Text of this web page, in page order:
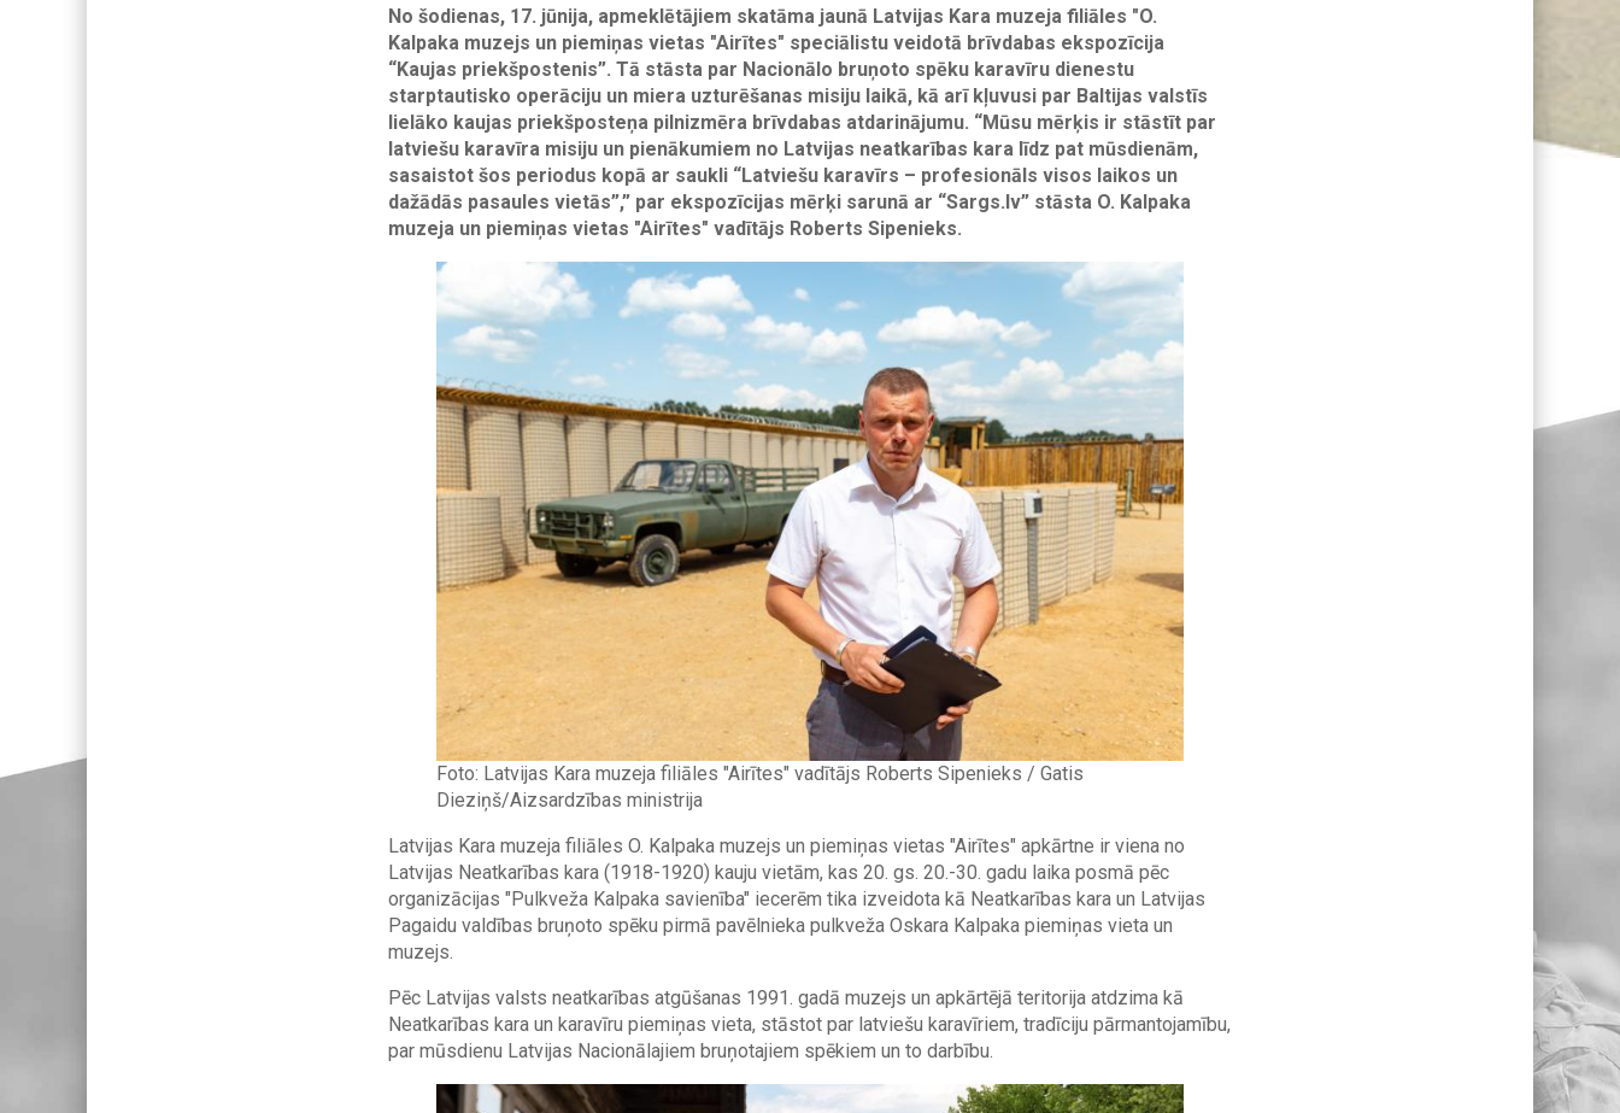
No šodienas, 17. jūnija, apmeklētājiem skatāma jaunā Latvijas Kara muzeja filiāles "O.
Kalpaka muzejs un piemiņas vietas "Airītes" speciālistu veidotā brīvdabas ekspozīcija
“Kaujas priekšpostenis”. Tā stāsta par Nacionālo bruņoto spēku karavīru dienestu
starptautisko operāciju un miera uzturēšanas misiju laikā, kā arī kļuvusi par Baltijas valstīs
lielāko kaujas priekšposteņa pilnizmēra brīvdabas atdarinājumu. “Mūsu mērķis ir stāstīt par
latviešu karavīra misiju un pienākumiem no Latvijas neatkarības kara līdz pat mūsdienām,
sasaistot šos periodus kopā ar saukli “Latviešu karavīrs – profesionāls visos laikos un
dažādās pasaules vietās”,” par ekspozīcijas mērķi sarunā ar “Sargs.lv” stāsta O. Kalpaka
muzeja un piemiņas vietas "Airītes" vadītājs Roberts Sipenieks.
Image
Foto: Latvijas Kara muzeja filiāles "Airītes" vadītājs Roberts Sipenieks / Gatis
Dieziņš/Aizsardzības ministrija
Latvijas Kara muzeja filiāles O. Kalpaka muzejs un piemiņas vietas "Airītes" apkārtne ir viena no
Latvijas Neatkarības kara (1918-1920) kauju vietām, kas 20. gs. 20.-30. gadu laika posmā pēc
organizācijas "Pulkveža Kalpaka savienība" iecerēm tika izveidota kā Neatkarības kara un Latvijas
Pagaidu valdības bruņoto spēku pirmā pavēlnieka pulkveža Oskara Kalpaka piemiņas vieta un
muzejs.
Pēc Latvijas valsts neatkarības atgūšanas 1991. gadā muzejs un apkārtējā teritorija atdzima kā
Neatkarības kara un karavīru piemiņas vieta, stāstot par latviešu karavīriem, tradīciju pārmantojamību,
par mūsdienu Latvijas Nacionālajiem bruņotajiem spēkiem un to darbību.
Image